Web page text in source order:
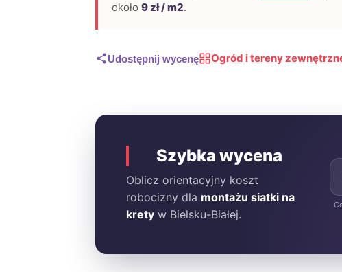
około 9 zł / m2.
Udostępnij wycenę Ogród i tereny
Szybka wycena
Oblicz orientacyjny koszt
robocizny dla montażu siatki na
krety w Bielsku-Białej.